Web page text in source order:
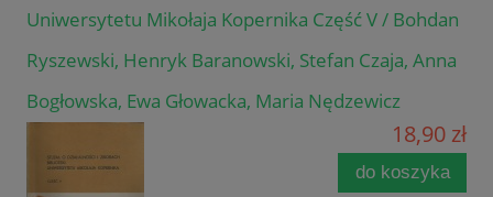
Uniwersytetu Mikołaja Kopernika Część V / Bohdan
Ryszewski, Henryk Baranowski, Stefan Czaja, Anna
Bogłowska, Ewa Głowacka, Maria Nędzewicz
18,90 zł
do koszyka